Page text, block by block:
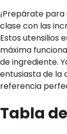
¡Prepárate
clase con las
Estos utensilios
máxima
de ingrediente.
entusiasta de la
referencia
Tabla